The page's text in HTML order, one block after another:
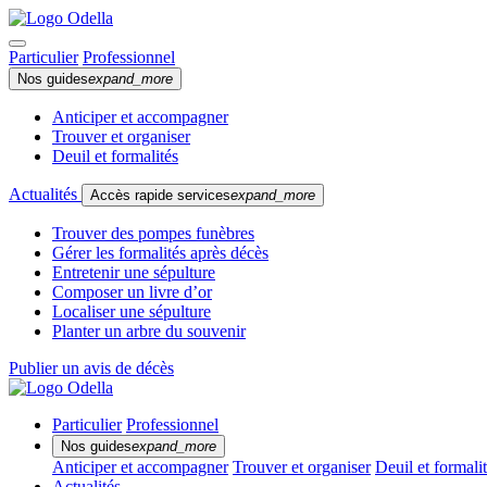
Particulier Professionnel
Nos guidesexpand_more
Anticiper et accompagner
Trouver et organiser
Deuil et formalités
Actualités Accès rapide servicesexpand_more
Trouver des pompes funèbres
Gérer les formalités après décès
Entretenir une sépulture
Composer un livre d’or
Localiser une sépulture
Planter un arbre du souvenir
Publier un avis de décès
Particulier Professionnel
Nos guidesexpand_more
Anticiper et accompagner Trouver et organiser Deuil et